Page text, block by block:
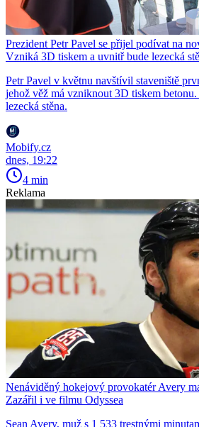
Prezident Petr Pavel se přijel podívat na
Vzniká 3D tiskem a uvnitř bude lezecká
Petr Pavel v květnu navštívil staveniště
jehož věž má vzniknout 3D tiskem betonu.
lezecká stěna.
Mobify.cz
dnes, 19:22
4 min
Reklama
Nenáviděný hokejový provokatér Avery
Zazářil i ve filmu Odyssea
Sean Avery, muž s 1 533 trestnými